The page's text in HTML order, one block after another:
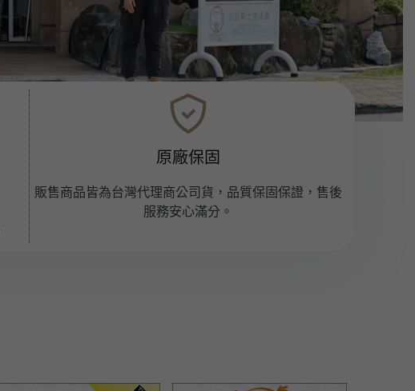
原廠保固
販售商品皆為台灣代理商公司貨，品質保固保證，售後
服務安心滿分。